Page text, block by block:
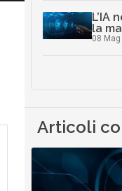
L’IA
la
08
Articoli